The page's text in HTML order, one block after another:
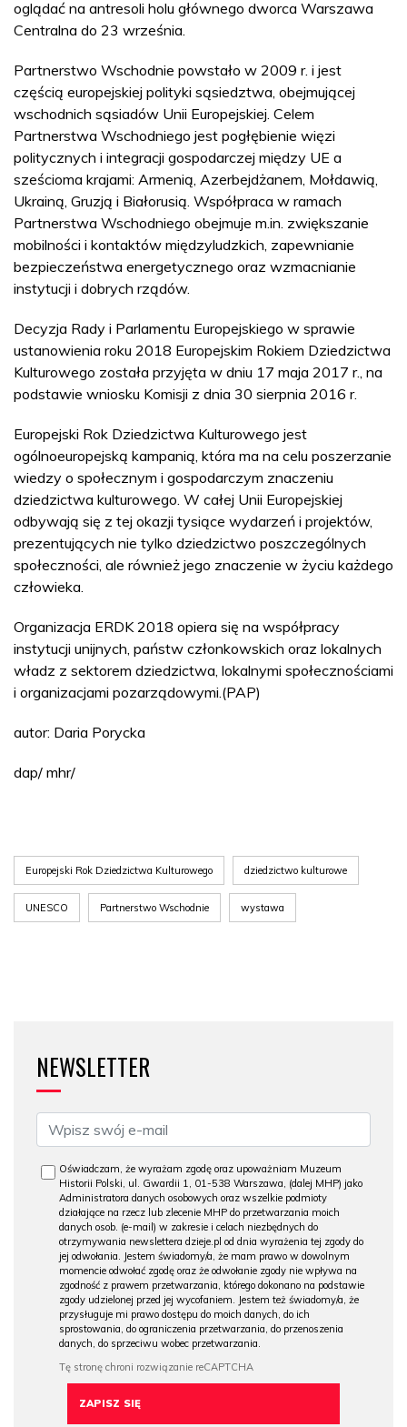
oglądać na antresoli holu głównego dworca Warszawa
Centralna do 23 września.
Partnerstwo Wschodnie powstało w 2009 r. i jest
częścią europejskiej polityki sąsiedztwa, obejmującej
wschodnich sąsiadów Unii Europejskiej. Celem
Partnerstwa Wschodniego jest pogłębienie więzi
politycznych i integracji gospodarczej między UE a
sześcioma krajami: Armenią, Azerbejdżanem, Mołdawią,
Ukrainą, Gruzją i Białorusią. Współpraca w ramach
Partnerstwa Wschodniego obejmuje m.in. zwiększanie
mobilności i kontaktów międzyludzkich, zapewnianie
bezpieczeństwa energetycznego oraz wzmacnianie
instytucji i dobrych rządów.
Decyzja Rady i Parlamentu Europejskiego w sprawie
ustanowienia roku 2018 Europejskim Rokiem Dziedzictwa
Kulturowego została przyjęta w dniu 17 maja 2017 r., na
podstawie wniosku Komisji z dnia 30 sierpnia 2016 r.
Europejski Rok Dziedzictwa Kulturowego jest
ogólnoeuropejską kampanią, która ma na celu poszerzanie
wiedzy o społecznym i gospodarczym znaczeniu
dziedzictwa kulturowego. W całej Unii Europejskiej
odbywają się z tej okazji tysiące wydarzeń i projektów,
prezentujących nie tylko dziedzictwo poszczególnych
społeczności, ale również jego znaczenie w życiu każdego
człowieka.
Organizacja ERDK 2018 opiera się na współpracy
instytucji unijnych, państw członkowskich oraz lokalnych
władz z sektorem dziedzictwa, lokalnymi społecznościami
i organizacjami pozarządowymi.(PAP)
autor: Daria Porycka
dap/ mhr/
Europejski Rok Dziedzictwa Kulturowego dziedzictwo kulturowe
UNESCO Partnerstwo Wschodnie wystawa
NEWSLETTER
Oświadczam, że wyrażam zgodę oraz upoważniam Muzeum
Historii Polski, ul. Gwardii 1, 01-538 Warszawa, (dalej MHP) jako
Administratora danych osobowych oraz wszelkie podmioty
działające na rzecz lub zlecenie MHP do przetwarzania moich
danych osob. (e-mail) w zakresie i celach niezbędnych do
otrzymywania newslettera dzieje.pl od dnia wyrażenia tej zgody do
jej odwołania. Jestem świadomy/a, że mam prawo w dowolnym
momencie odwołać zgodę oraz że odwołanie zgody nie wpływa na
zgodność z prawem przetwarzania, którego dokonano na podstawie
zgody udzielonej przed jej wycofaniem. Jestem też świadomy/a, że
przysługuje mi prawo dostępu do moich danych, do ich
sprostowania, do ograniczenia przetwarzania, do przenoszenia
danych, do sprzeciwu wobec przetwarzania.